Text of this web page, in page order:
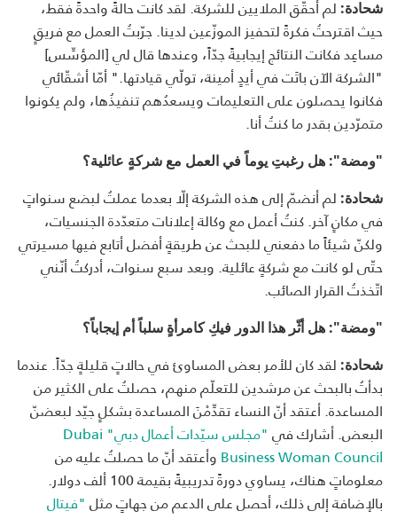
شحادة: لم أحقّق الملايين للشركة. لقد كانت حالةً واحدةً فقط،
حيث اقترحتُ فكرةً لتحفيز الموزّعين لدينا. جرّبتُ العمل مع فريقٍ
مساعِد فكانت النتائج إيجابيةً جدّاً، وعندها قال لي [المؤسِّس]
"الشركة الآن باتَت في أيدٍ أمينة، تولّي قيادتها." أمّا أشقّائي
فكانوا يحصلون على التعليمات ويسعدُهم تنفيذُها، ولم يكونوا
متمرّدين بقدر ما كنتُ أنا.
"ومضة": هل رغبتِ يوماً في العمل مع شركةٍ عائلية؟
شحادة: لم أنضمّ إلى هذه الشركة إلّا بعدما عملتُ لبضع سنواتٍ
في مكانٍ آخر. كنتُ أعمل مع وكالة إعلانات متعدّدة الجنسيات،
ولكنّ شيئاً ما دفعني للبحث عن طريقةٍ أفضل أتابع فيها مسيرتي
حتّى لو كانت مع شركةٍ عائلية. وبعد سبع سنوات، أدركتُ أنّني
اتّخذتُ القرار الصائب.
"ومضة": هل أثّر هذا الدور فيكِ كامرأةٍ سلباً أم إيجاباً؟
شحادة: لقد كان للأمر بعض المساوئ في حالاتٍ قليلةٍ جدّاً. عندما
بدأتُ بالبحث عن مرشدين للتعلّم منهم، حصلتُ على الكثير من
المساعدة. أعتقد أنّ النساء تقدِّمْنَ المساعدة بشكلٍ جيّد لبعضنّ
البعض. أشارك في
"مجلس سيّدات أعمال دبي" Dubai
Business Woman Councilوأعتقد أنّ ما حصلتُ عليه من
معلوماتٍ هناك، يساوي دورةً تدريبيةً بقيمة 100 ألف دولار.
بالإضافة إلى ذلك، أحصل على الدعم من جهاتٍ مثل"فيتال